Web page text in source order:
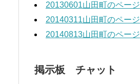
20130601山田町のページ
20140311山田町のページ
20140813山田町のページ
掲示板 チャット